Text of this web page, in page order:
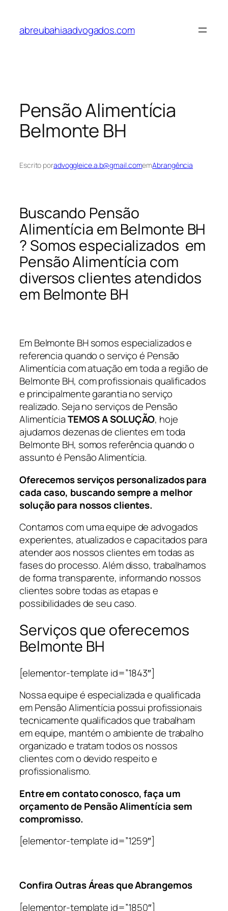
abreubahiaadvogados.com
Pensão Alimentícia
Belmonte BH
Escrito poradvoggleice.a.b@gmail.comemAbrangência
Buscando Pensão
Alimentícia em Belmonte BH
? Somos especializados em
Pensão Alimentícia com
diversos clientes atendidos
em Belmonte BH
Em Belmonte BH somos especializados e
referencia quando o serviço é Pensão
Alimentícia com atuação em toda a região de
Belmonte BH, com profissionais qualificados
e principalmente garantia no serviço
realizado. Seja no serviços de Pensão
AlimentíciaTEMOS A SOLUÇÃO, hoje
ajudamos dezenas de clientes em toda
Belmonte BH, somos referência quando o
assunto é Pensão Alimentícia.
Oferecemos serviços personalizados para
cada caso, buscando sempre a melhor
solução para nossos clientes.
Contamos com uma equipe de advogados
experientes, atualizados e capacitados para
atender aos nossos clientes em todas as
fases do processo. Além disso, trabalhamos
de forma transparente, informando nossos
clientes sobre todas as etapas e
possibilidades de seu caso.
Serviços que oferecemos
Belmonte BH
[elementor-template id=”1843″]
Nossa equipe é especializada e qualificada
em Pensão Alimentícia possui profissionais
tecnicamente qualificados que trabalham
em equipe, mantém o ambiente de trabalho
organizado e tratam todos os nossos
clientes com o devido respeito e
profissionalismo.
Entre em contato conosco, faça um
orçamento de Pensão Alimentícia sem
compromisso.
[elementor-template id=”1259″]
Confira Outras Áreas que Abrangemos
[elementor-template id=”1850″]